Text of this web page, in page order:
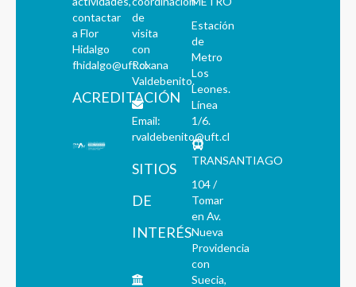
contactar
a Flor
Hidalgo
fhidalgo@uft.cl
ACREDITACIÓN
de
visita
con
Roxana
Valdebenito.
Email:
rvaldebenito@uft.cl
SITIOS
DE
INTERÉS
Estación
de
Metro
Los
Leones.
Línea
1/6.
TRANSANTIAGO
104 /
Tomar
en Av.
Nueva
Providencia
con
Suecia,